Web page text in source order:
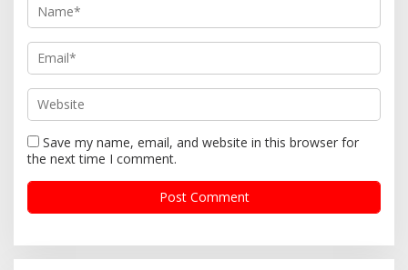
n
Save my name, email, and website in this browser for
the next time I comment.